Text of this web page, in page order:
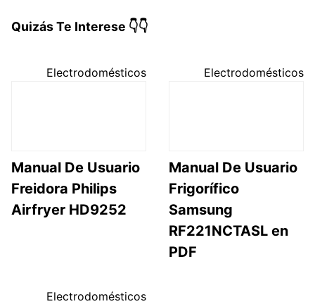
Quizás Te Interese 👇👇
Electrodomésticos
Manual De Usuario
Freidora Philips
Airfryer HD9252
Electrodomésticos
Manual De Usuario
Frigorífico
Samsung
RF221NCTASL en
PDF
Electrodomésticos